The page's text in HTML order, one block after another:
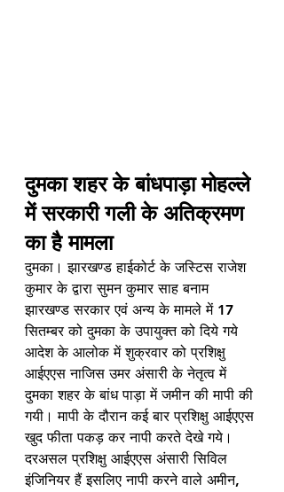
दुमका शहर के बांधपाड़ा मोहल्ले
में सरकारी गली के अतिक्रमण
का है मामला
दुमका। झारखण्ड हाईकोर्ट के जस्टिस राजेश
कुमार के द्वारा सुमन कुमार साह बनाम
झारखण्ड सरकार एवं अन्य के मामले में 17
सितम्बर को दुमका के उपायुक्त को दिये गये
आदेश के आलोक में शुक्रवार को प्रशिक्षु
आईएएस नाजिस उमर अंसारी के नेतृत्व में
दुमका शहर के बांध पाड़ा में जमीन की मापी की
गयी। मापी के दौरान कई बार प्रशिक्षु आईएएस
खुद फीता पकड़ कर नापी करते देखे गये।
दरअसल प्रशिक्षु आईएएस अंसारी सिविल
इंजिनियर हैं इसलिए नापी करने वाले अमीन,